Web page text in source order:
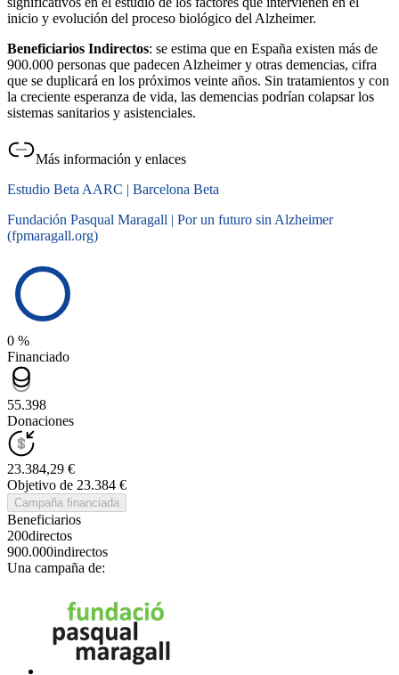
inicio y evolución del proceso biológico del Alzheimer.
Beneficiarios Indirectos: se estima que en España existen más de
900.000 personas que padecen Alzheimer y otras demencias, cifra
que se duplicará en los próximos veinte años. Sin tratamientos y con
la creciente esperanza de vida, las demencias podrían colapsar los
sistemas sanitarios y asistenciales.
Más información y enlaces
Estudio Beta AARC | Barcelona Beta
Fundación Pasqual Maragall | Por un futuro sin Alzheimer
(fpmaragall.org)
0 %
Financiado
55.398
Donaciones
23.384,29 €
Objetivo de 23.384 €
Campaña financiada
Beneficiarios
200directos
900.000indirectos
Una campaña de: